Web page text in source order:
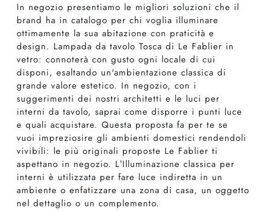
In negozio presentiamo le migliori soluzioni che il
brand ha in catalogo per chi voglia illuminare
ottimamente la sua abitazione con praticità e
design. Lampada da tavolo Tosca di Le Fablier in
vetro: connoterà con gusto ogni locale di cui
disponi, esaltando un'ambientazione classica di
grande valore estetico. In negozio, con i
suggerimenti dei nostri architetti e le luci per
interni da tavolo, saprai come disporre i punti luce
e quali acquistare. Questa proposta fa per te se
vuoi impreziosire gli ambienti domestici rendendoli
vivibili: le più originali proposte Le Fablier ti
aspettano in negozio. L’Illuminazione classica per
interni è utilizzata per fare luce indiretta in un
ambiente o enfatizzare una zona di casa, un oggetto
nel dettaglio o un complemento.